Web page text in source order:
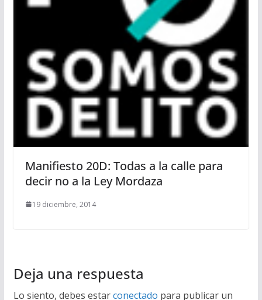
Manifiesto 20D: Todas a la calle para
decir no a la Ley Mordaza
19 diciembre, 2014
Deja una respuesta
Lo siento, debes estarconectado para publicar un